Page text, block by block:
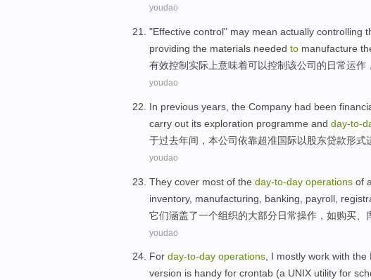
youdao
"Effective control" may mean actually controlling
providing the materials needed to manufacture
有效控制 实际上意味着可以控制该公司 的日常运作 ，
youdao
In previous years the Company had been
carry out its exploration programme and day-to-
于过去年间 ， 本公司依靠超准国际以 股东贷款形式
youdao
They cover most of the day-to-day operations of
inventory, manufacturing banking payroll
它们涵盖了一个组织的大部分日常操作 ， 如购买
youdao
For day-to-day operations, I mostly work with the
version is handy for crontab (a UNIX utility for